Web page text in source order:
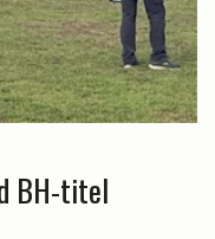
BH-titel